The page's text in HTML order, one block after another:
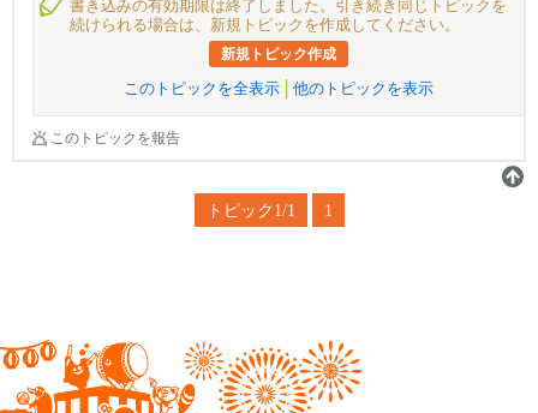
書き込みの有効期限は終了しました。引き続き同じトピックを
続けられる場合は、新規トピックを作成してください。
新規トピック作成
このトピックを全表示 他のトピックを表示
このトピックを報告
トピック1/1 1